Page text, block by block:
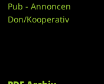
Pub - Annoncen
Don/Kooperativ